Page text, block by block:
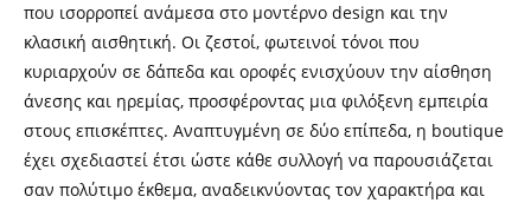
που ισορροπεί ανάμεσα στο μοντέρνο design και την
κλασική αισθητική. Οι ζεστοί, φωτεινοί τόνοι που
κυριαρχούν σε δάπεδα και οροφές ενισχύουν την αίσθηση
άνεσης και ηρεμίας, προσφέροντας μια φιλόξενη εμπειρία
στους επισκέπτες. Αναπτυγμένη σε δύο επίπεδα, η boutique
έχει σχεδιαστεί έτσι ώστε κάθε συλλογή να παρουσιάζεται
σαν πολύτιμο έκθεμα, αναδεικνύοντας τον χαρακτήρα και